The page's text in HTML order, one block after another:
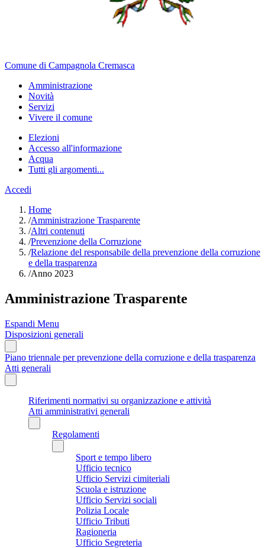
Comune di Campagnola Cremasca
Amministrazione
Novità
Servizi
Vivere il comune
Elezioni
Accesso all'informazione
Acqua
Tutti gli argomenti...
Accedi
Home
/Amministrazione Trasparente
/Altri contenuti
/Prevenzione della Corruzione
/Relazione del responsabile della prevenzione della corruzione
e della trasparenza
/Anno 2023
Amministrazione Trasparente
Espandi Menu
Disposizioni generali
Piano triennale per prevenzione della corruzione e della trasparenza
Atti generali
Riferimenti normativi su organizzazione e attività
Atti amministrativi generali
Regolamenti
Sport e tempo libero
Ufficio tecnico
Ufficio Servizi cimiteriali
Scuola e istruzione
Ufficio Servizi sociali
Polizia Locale
Ufficio Tributi
Ragioneria
Ufficio Segreteria